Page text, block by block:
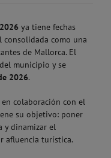
ya tiene fechas
consolidada como una
de Mallorca. El
municipio y se
2026.
en colaboración con el
su objetivo: poner
y dinamizar el
afluencia turística.